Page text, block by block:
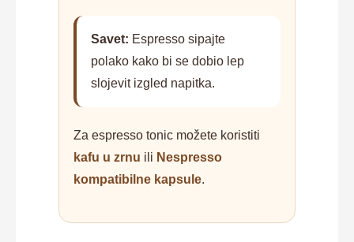
Savet: Espresso sipajte
polako kako bi se dobio lep
slojevit izgled napitka.
Za espresso tonic možete koristiti
kafu u zrnu ili Nespresso
kompatibilne kapsule.